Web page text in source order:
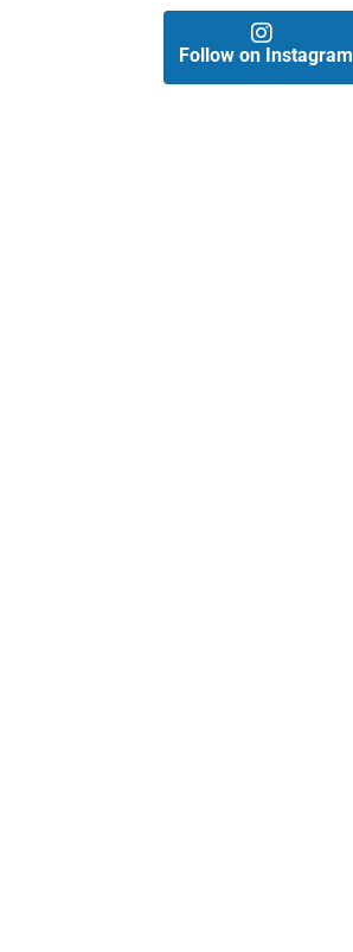
Follow on Instagram